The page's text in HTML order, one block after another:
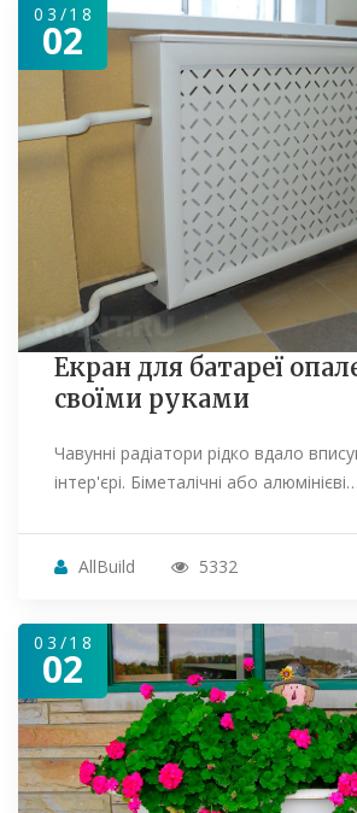
03/18
02
Екран для батареї
своїми руками
Чавунні радіатори рідко вдало
інтер'єрі. Біметалічні або алюмінієві…
AllBuild 5332
03/18
02